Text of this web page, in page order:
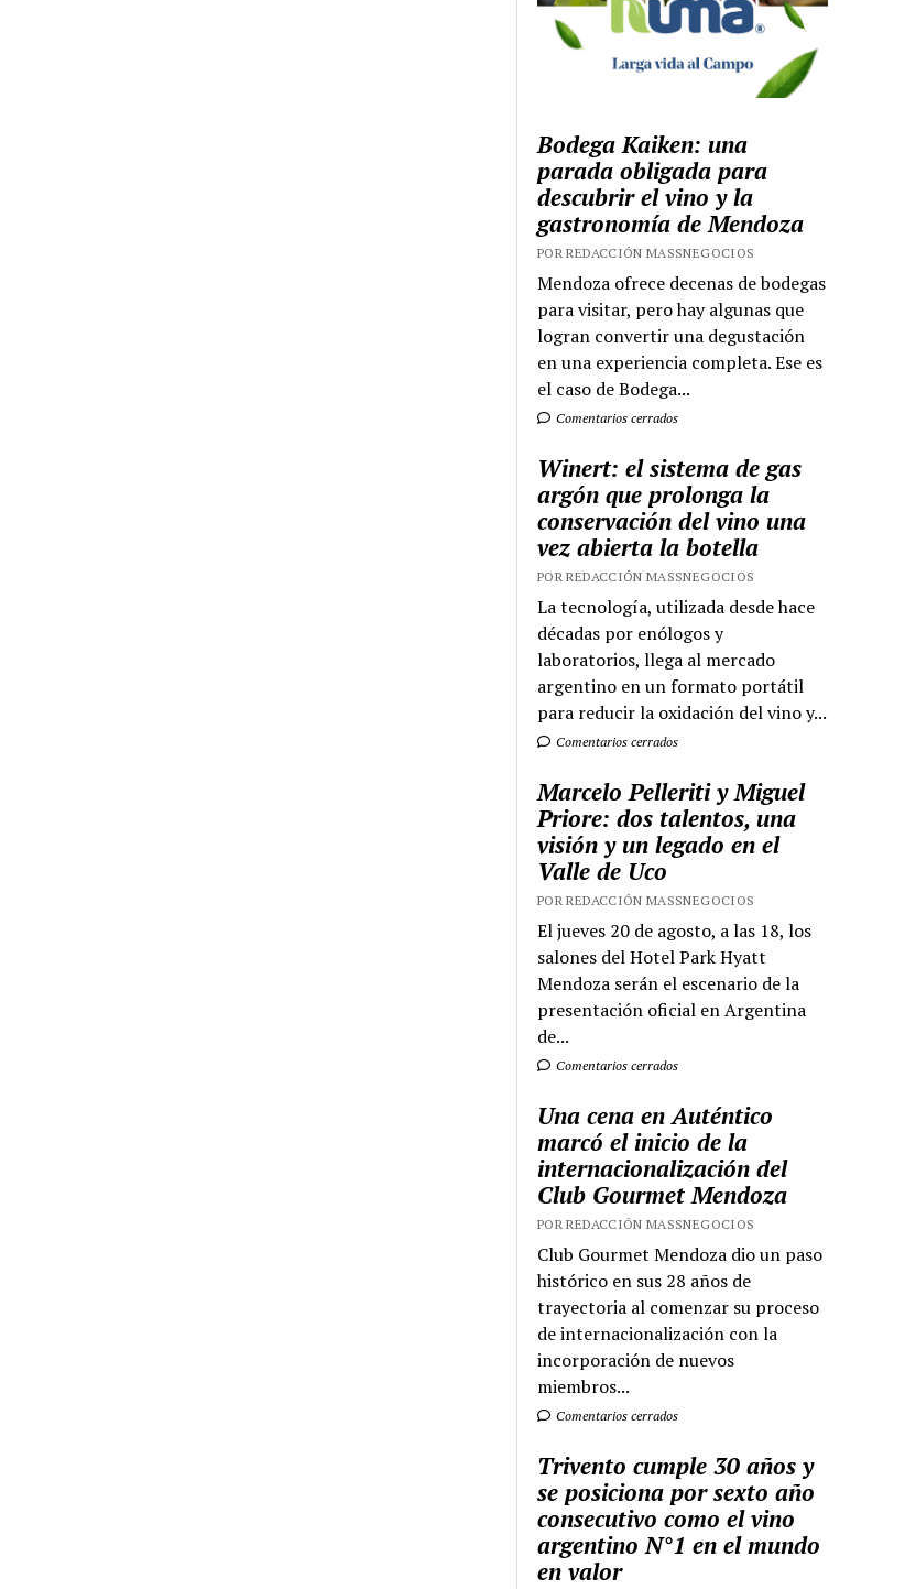
Bodega Kaiken: una
parada obligada para
descubrir el vino y la
gastronomía de Mendoza
POR REDACCIÓN MASSNEGOCIOS
Mendoza ofrece decenas de bodegas
para visitar, pero hay algunas que
logran convertir una degustación
en una experiencia completa. Ese es
el caso de Bodega...
Comentarios cerrados
Winert: el sistema de gas
argón que prolonga la
conservación del vino una
vez abierta la botella
POR REDACCIÓN MASSNEGOCIOS
La tecnología, utilizada desde hace
décadas por enólogos y
laboratorios, llega al mercado
argentino en un formato portátil
para reducir la oxidación del vino y...
Comentarios cerrados
Marcelo Pelleriti y Miguel
Priore: dos talentos, una
visión y un legado en el
Valle de Uco
POR REDACCIÓN MASSNEGOCIOS
El jueves 20 de agosto, a las 18, los
salones del Hotel Park Hyatt
Mendoza serán el escenario de la
presentación oficial en Argentina
de...
Comentarios cerrados
Una cena en Auténtico
marcó el inicio de la
internacionalización del
Club Gourmet Mendoza
POR REDACCIÓN MASSNEGOCIOS
Club Gourmet Mendoza dio un paso
histórico en sus 28 años de
trayectoria al comenzar su proceso
de internacionalización con la
incorporación de nuevos
miembros...
Comentarios cerrados
Trivento cumple 30 años y
se posiciona por sexto año
consecutivo como el vino
argentino N°1 en el mundo
en valor